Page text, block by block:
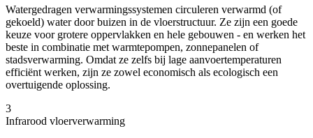
Watergedragen verwarmingssystemen circuleren verwarmd (of
gekoeld) water door buizen in de vloerstructuur. Ze zijn een goede
keuze voor grotere oppervlakken en hele gebouwen - en werken het
beste in combinatie met warmtepompen, zonnepanelen of
stadsverwarming. Omdat ze zelfs bij lage aanvoertemperaturen
efficiënt werken, zijn ze zowel economisch als ecologisch een
overtuigende oplossing.
3
Infrarood vloerverwarming